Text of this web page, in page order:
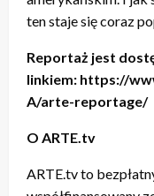
ten staje się coraz
Reportaż jest
linkiem: https://
A/arte-reportage/
O ARTE.tv
ARTE.tv to